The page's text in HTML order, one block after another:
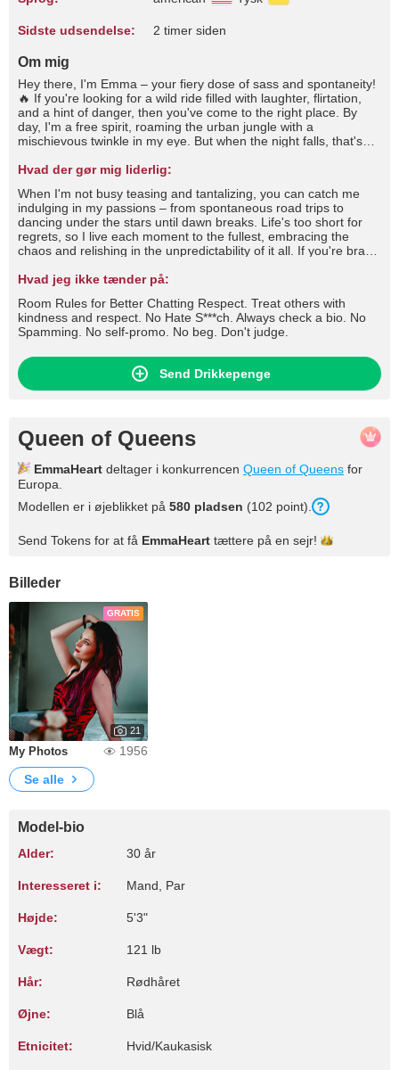
Sidste udsendelse: 2 timer siden
Om mig
Hey there, I'm Emma – your fiery dose of sass and spontaneity!
🔥 If you're looking for a wild ride filled with laughter, flirtation,
and a hint of danger, then you've come to the right place. By
day, I'm a free spirit, roaming the urban jungle with a
mischievous twinkle in my eye. But when the night falls, that's
party, stirring up trouble with a wicked grin and a quick wit that'll
whether it's flirting shamelessly across the bar or engaging in a
battle of wits that'll leave us both breathless. But don't mistake
my playful nature for shallowness; beneath the surface lies a
depth that few dare to explore.
Hvad der gør mig liderlig:
When I'm not busy teasing and tantalizing, you can catch me
indulging in my passions – from spontaneous road trips to
dancing under the stars until dawn breaks. Life's too short for
regrets, so I live each moment to the fullest, embracing the
chaos and relishing in the unpredictability of it all. If you're brave
banter with wit of your own, then let's see where this electrifying
day is an adventure worth savoring. 💋 #tease #flirt #seduce
#roleplay #dirtytalk #foot #footfetish #footjob #stockings #nylons
#fishnets #highheels #lingerie #cameltoe #fetish #joi #cfnm #cbt
Hvad jeg ikke tænder på:
Room Rules for Better Chatting Respect. Treat others with
kindness and respect. No Hate S***ch. Always check a bio. No
Spamming. No self-promo. No beg. Don't judge.
Send Drikkepenge
Queen of Queens
EmmaHeart deltager i konkurrencen Queen of Queens for
Europa.
Modellen er i øjeblikket på 580 pladsen (102 point).
Send Tokens for at få EmmaHeart tættere på en sejr!
Billeder
GRATIS
21
My Photos
1956
Se alle
Model-bio
Alder: 30 år
Interesseret i: Mand, Par
Højde: 5'3"
Vægt: 121 lb
Hår: Rødhåret
Øjne: Blå
Etnicitet: Hvid/Kaukasisk